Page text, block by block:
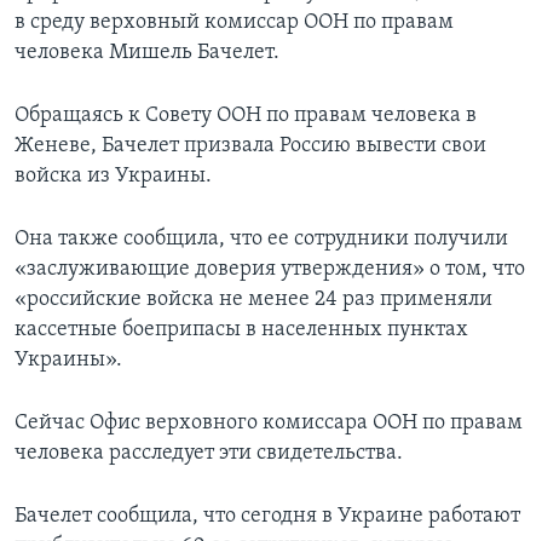
в среду верховный комиссар ООН по правам
человека Мишель Бачелет.
Обращаясь к Совету ООН по правам человека в
Женеве, Бачелет призвала Россию вывести свои
войска из Украины.
Она также сообщила, что ее сотрудники получили
«заслуживающие доверия утверждения» о том, что
«российские войска не менее 24 раз применяли
кассетные боеприпасы в населенных пунктах
Украины».
Сейчас Офис верховного комиссара ООН по правам
человека расследует эти свидетельства.
Бачелет сообщила, что сегодня в Украине работают